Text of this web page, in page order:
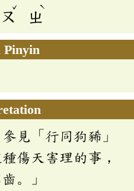
ˇ
ㄓ
ˋ
Pinyin
見「行同狗豨」
傷天害理的事，
。」